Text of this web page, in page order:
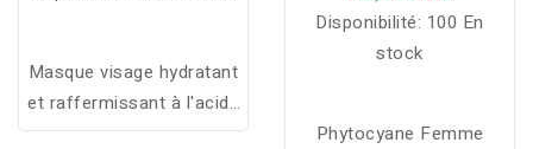
Masque visage hydratant
et raffermissant à l'acide
hyaluronique Look At Me,
Disponibilité: 100 En
stock
Phytocyane Femme